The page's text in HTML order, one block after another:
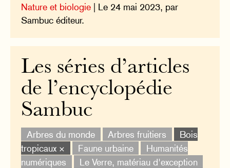
Nature et biologie | Le 24 mai 2023, par
Sambuc éditeur.
Les séries d’articles
de l’encyclopédie
Sambuc
Arbres du monde Arbres fruitiers
Bois
tropicaux ×
Faune urbaine
Humanités
numériques
Le Verre, matériau d'exception